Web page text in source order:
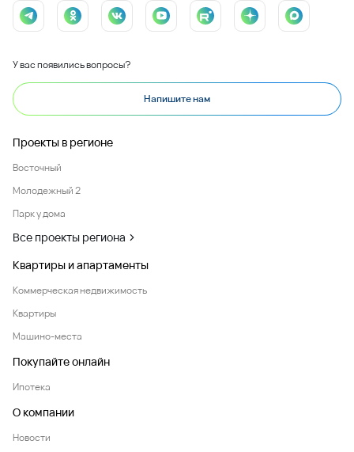
У вас появились вопросы?
Напишите нам
Проекты в регионе
Восточный
Молодежный 2
Парк у дома
Все проекты региона
Квартиры и апартаменты
Коммерческая недвижимость
Квартиры
Машино-места
Покупайте онлайн
Ипотека
О компании
Новости